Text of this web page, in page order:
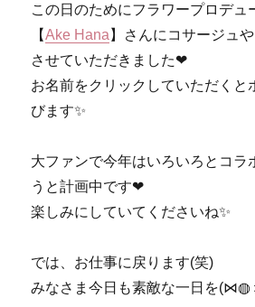
この日のためにフラワープロデュ
【Ake Hana 】さんにコサージュ
させていただきました❤
お名前をクリックしていただくと
びます✨
大ファンで今年はいろいろとコラ
うと計画中です❤
楽しみにしていてくださいね✨
では、お仕事に戻ります(笑)
みなさま今日も素敵な一日を